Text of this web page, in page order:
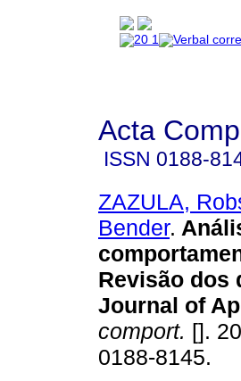
Acta
ISSN 0188-
ZAZULA,
Bender.
Revisão dos
Journal of
comport. [].
0188-8145.